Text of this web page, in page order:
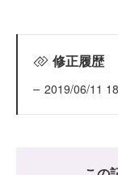
修正履歴
2019/06/11